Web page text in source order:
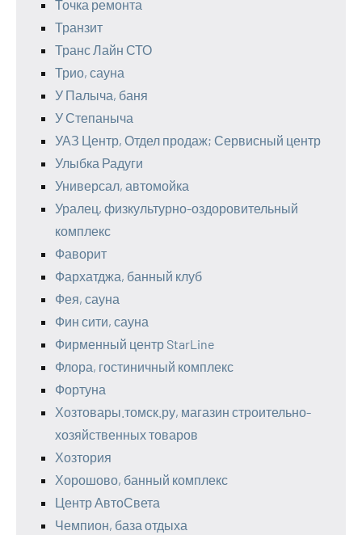
Точка ремонта
Транзит
Транс Лайн СТО
Трио, сауна
У Палыча, баня
У Степаныча
УАЗ Центр, Отдел продаж; Сервисный центр
Улыбка Радуги
Универсал, автомойка
Уралец, физкультурно-оздоровительный
комплекс
Фаворит
Фархатджа, банный клуб
Фея, сауна
Фин сити, сауна
Фирменный центр StarLine
Флора, гостиничный комплекс
Фортуна
Хозтовары.томск.ру, магазин строительно-
хозяйственных товаров
Хозтория
Хорошово, банный комплекс
Центр АвтоСвета
Чемпион, база отдыха